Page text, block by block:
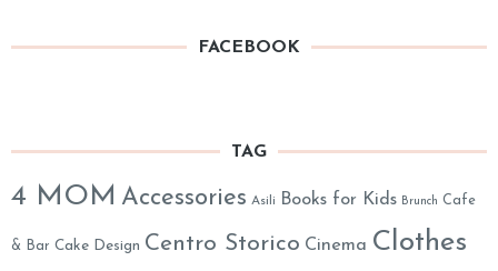
FACEBOOK
TAG
4 MOM Accessories Asili Books for Kids Brunch Cafe
& Bar Cake Design Centro Storico Cinema Clothes